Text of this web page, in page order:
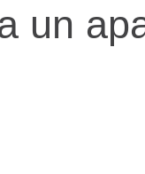
un